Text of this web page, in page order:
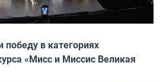
в категориях
«Мисс и Миссис Великая